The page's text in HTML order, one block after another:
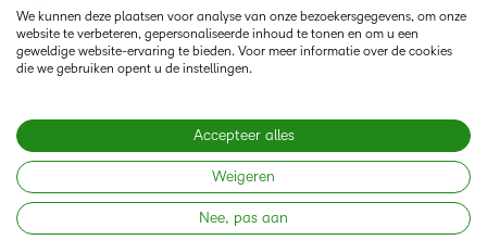
Copyright © 2026 D2L Corporation. All rights reserved.
Toestand
Privacy op D2L.com
We kunnen deze plaatsen voor analyse van onze bezoekersgegevens, om onze
website te verbeteren, gepersonaliseerde inhoud te tonen en om u een
geweldige website-ervaring te bieden. Voor meer informatie over de cookies
die we gebruiken opent u de instellingen.
Accepteer alles
Weigeren
Nee, pas aan